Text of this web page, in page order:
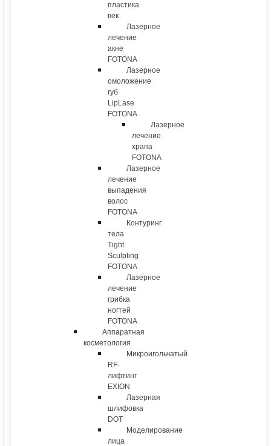
пластика
век
Лазерное
лечение
акне
FOTONA
Лазерное
омоложение
губ
LipLase
FOTONA
Лазерное
лечение
храпа
FOTONA
Лазерное
лечение
выпадения
волос
FOTONA
Контуринг
тела
Tight
Sculpting
FOTONA
Лазерное
лечение
грибка
ногтей
FOTONA
Аппаратная
косметология
Микроигольчатый
RF-
лифтинг
EXION
Лазерная
шлифовка
DOT
Моделирование
лица